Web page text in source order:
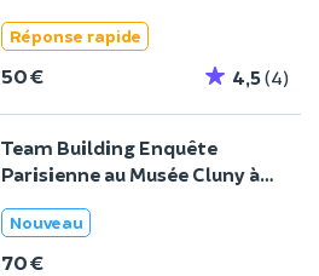
Réponse rapide
50 € 4,5(4)
Team Building Enquête
Parisienne au Musée Cluny à
Nouveau
70 €